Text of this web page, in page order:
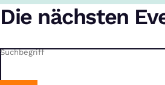
Die nächsten
Suchbegriff